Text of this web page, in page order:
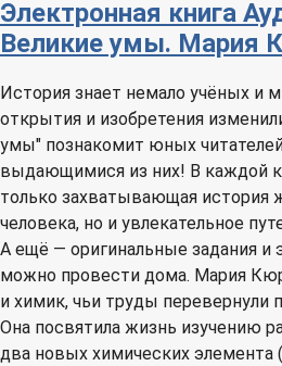
Электронная книга
Великие умы. Мария
История знает немало учёных и
открытия и изобретения
умы" познакомит юных
выдающимися из них! В каждой
только захватывающая история
человека, но и увлекательное
А ещё — оригинальные задания
можно провести дома. Мария
и химик, чьи труды перевернули
Она посвятила жизнь изучению
два новых химических элемента